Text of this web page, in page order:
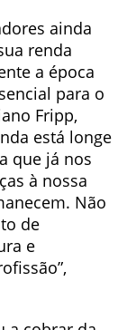
ainda
renda
a época
para o
Fripp,
está longe
que já nos
à nossa
Não
de
e